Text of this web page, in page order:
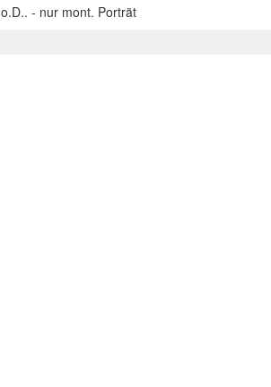
o.D.. - nur mont. Porträt